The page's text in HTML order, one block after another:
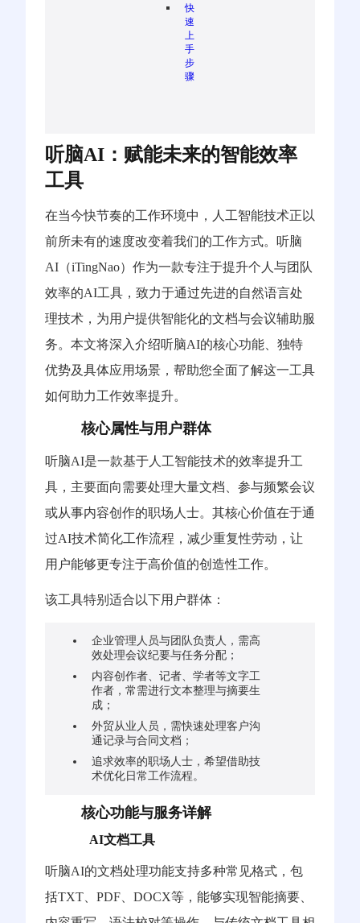
快
速
上
手
步
骤
听脑AI：赋能未来的智能效率
工具
在当今快节奏的工作环境中，人工智能技术正以
前所未有的速度改变着我们的工作方式。听脑
AI（iTingNao）作为一款专注于提升个人与团队
效率的AI工具，致力于通过先进的自然语言处
理技术，为用户提供智能化的文档与会议辅助服
务。本文将深入介绍听脑AI的核心功能、独特
优势及具体应用场景，帮助您全面了解这一工具
如何助力工作效率提升。
核心属性与用户群体
听脑AI是一款基于人工智能技术的效率提升工
具，主要面向需要处理大量文档、参与频繁会议
或从事内容创作的职场人士。其核心价值在于通
过AI技术简化工作流程，减少重复性劳动，让
用户能够更专注于高价值的创造性工作。
该工具特别适合以下用户群体：
企业管理人员与团队负责人，需高
效处理会议纪要与任务分配；
内容创作者、记者、学者等文字工
作者，常需进行文本整理与摘要生
成；
外贸从业人员，需快速处理客户沟
通记录与合同文档；
追求效率的职场人士，希望借助技
术优化日常工作流程。
核心功能与服务详解
AI文档工具
听脑AI的文档处理功能支持多种常见格式，包
括TXT、PDF、DOCX等，能够实现智能摘要、